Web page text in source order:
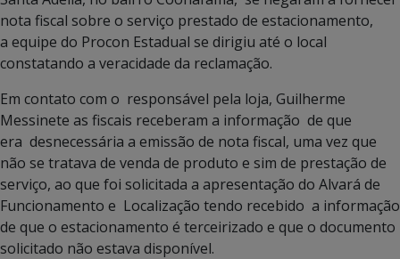
nota fiscal sobre o serviço prestado de estacionamento,
a equipe do Procon Estadual se dirigiu até o local
constatando a veracidade da reclamação.
Em contato com o responsável pela loja, Guilherme
Messinete as fiscais receberam a informação de que
era desnecessária a emissão de nota fiscal, uma vez que
não se tratava de venda de produto e sim de prestação de
serviço, ao que foi solicitada a apresentação do Alvará de
Funcionamento e Localização tendo recebido a informação
de que o estacionamento é terceirizado e que o documento
solicitado não estava disponível.